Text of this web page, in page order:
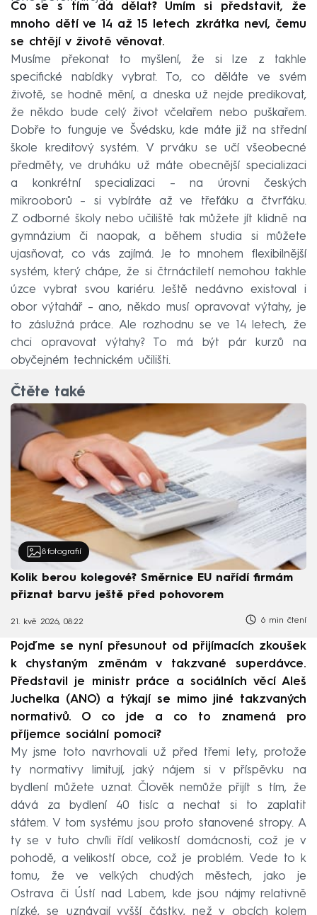
Co se s tím dá dělat? Umím si představit, že
mnoho dětí ve 14 až 15 letech zkrátka neví, čemu
se chtějí v životě věnovat.
Musíme překonat to myšlení, že si lze z takhle
specifické nabídky vybrat. To, co děláte ve svém
životě, se hodně mění, a dneska už nejde predikovat,
že někdo bude celý život včelařem nebo puškařem.
Dobře to funguje ve Švédsku, kde máte již na střední
škole kreditový systém. V prváku se učí všeobecné
předměty, ve druháku už máte obecnější specializaci
a konkrétní specializaci – na úrovni českých
mikrooborů – si vybíráte až ve třeťáku a čtvrťáku.
Z odborné školy nebo učiliště tak můžete jít klidně na
gymnázium či naopak, a během studia si můžete
ujasňovat, co vás zajímá. Je to mnohem flexibilnější
systém, který chápe, že si čtrnáctiletí nemohou takhle
úzce vybrat svou kariéru. Ještě nedávno existoval i
obor výtahář – ano, někdo musí opravovat výtahy, je
to záslužná práce. Ale rozhodnu se ve 14 letech, že
chci opravovat výtahy? To má být pár kurzů na
obyčejném technickém učilišti.
Čtěte také
8 fotografií
Kolik berou kolegové? Směrnice EU nařídí firmám
přiznat barvu ještě před pohovorem
21. kvě 2026, 08:22 6 min čtení
Pojďme se nyní přesunout od přijímacích zkoušek
k chystaným změnám v takzvané superdávce.
Představil je ministr práce a sociálních věcí Aleš
Juchelka (ANO) a týkají se mimo jiné takzvaných
normativů. O co jde a co to znamená pro
příjemce sociální pomoci?
My jsme toto navrhovali už před třemi lety, protože
ty normativy limitují, jaký nájem si v příspěvku na
bydlení můžete uznat. Člověk nemůže přijít s tím, že
dává za bydlení 40 tisíc a nechat si to zaplatit
státem. V tom systému jsou proto stanovené stropy. A
ty se v tuto chvíli řídí velikostí domácnosti, což je v
pohodě, a velikostí obce, což je problém. Vede to k
tomu, že ve velkých chudých městech, jako je
Ostrava či Ústí nad Labem, kde jsou nájmy relativně
nízké, se uznávají vyšší částky, než v obcích kolem